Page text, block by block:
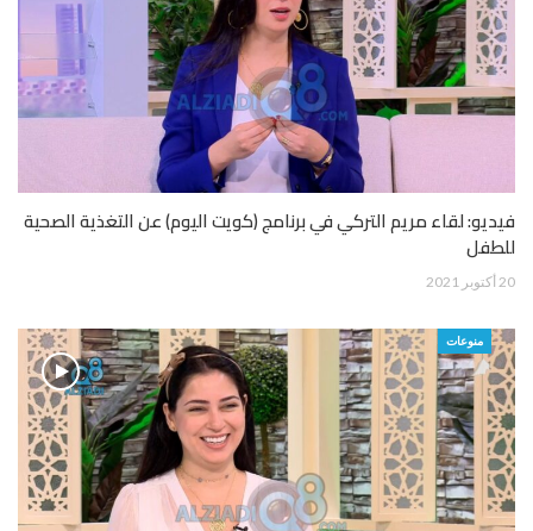
فيديو: لقاء مريم التركي في برنامج (كويت اليوم) عن التغذية الصحية
للطفل
20 أكتوبر 2021
منوعات